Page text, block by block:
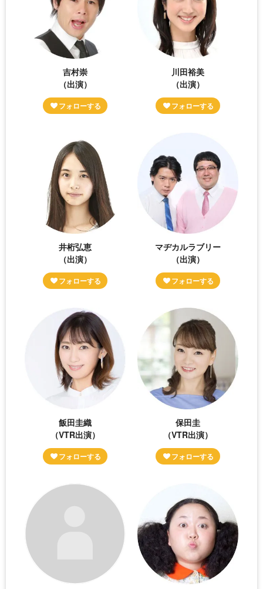
吉村崇
（出演）
川田裕美
（出演）
井桁弘恵
（出演）
マヂカルラブリー
（出演）
飯田圭織
（VTR出演）
保田圭
（VTR出演）